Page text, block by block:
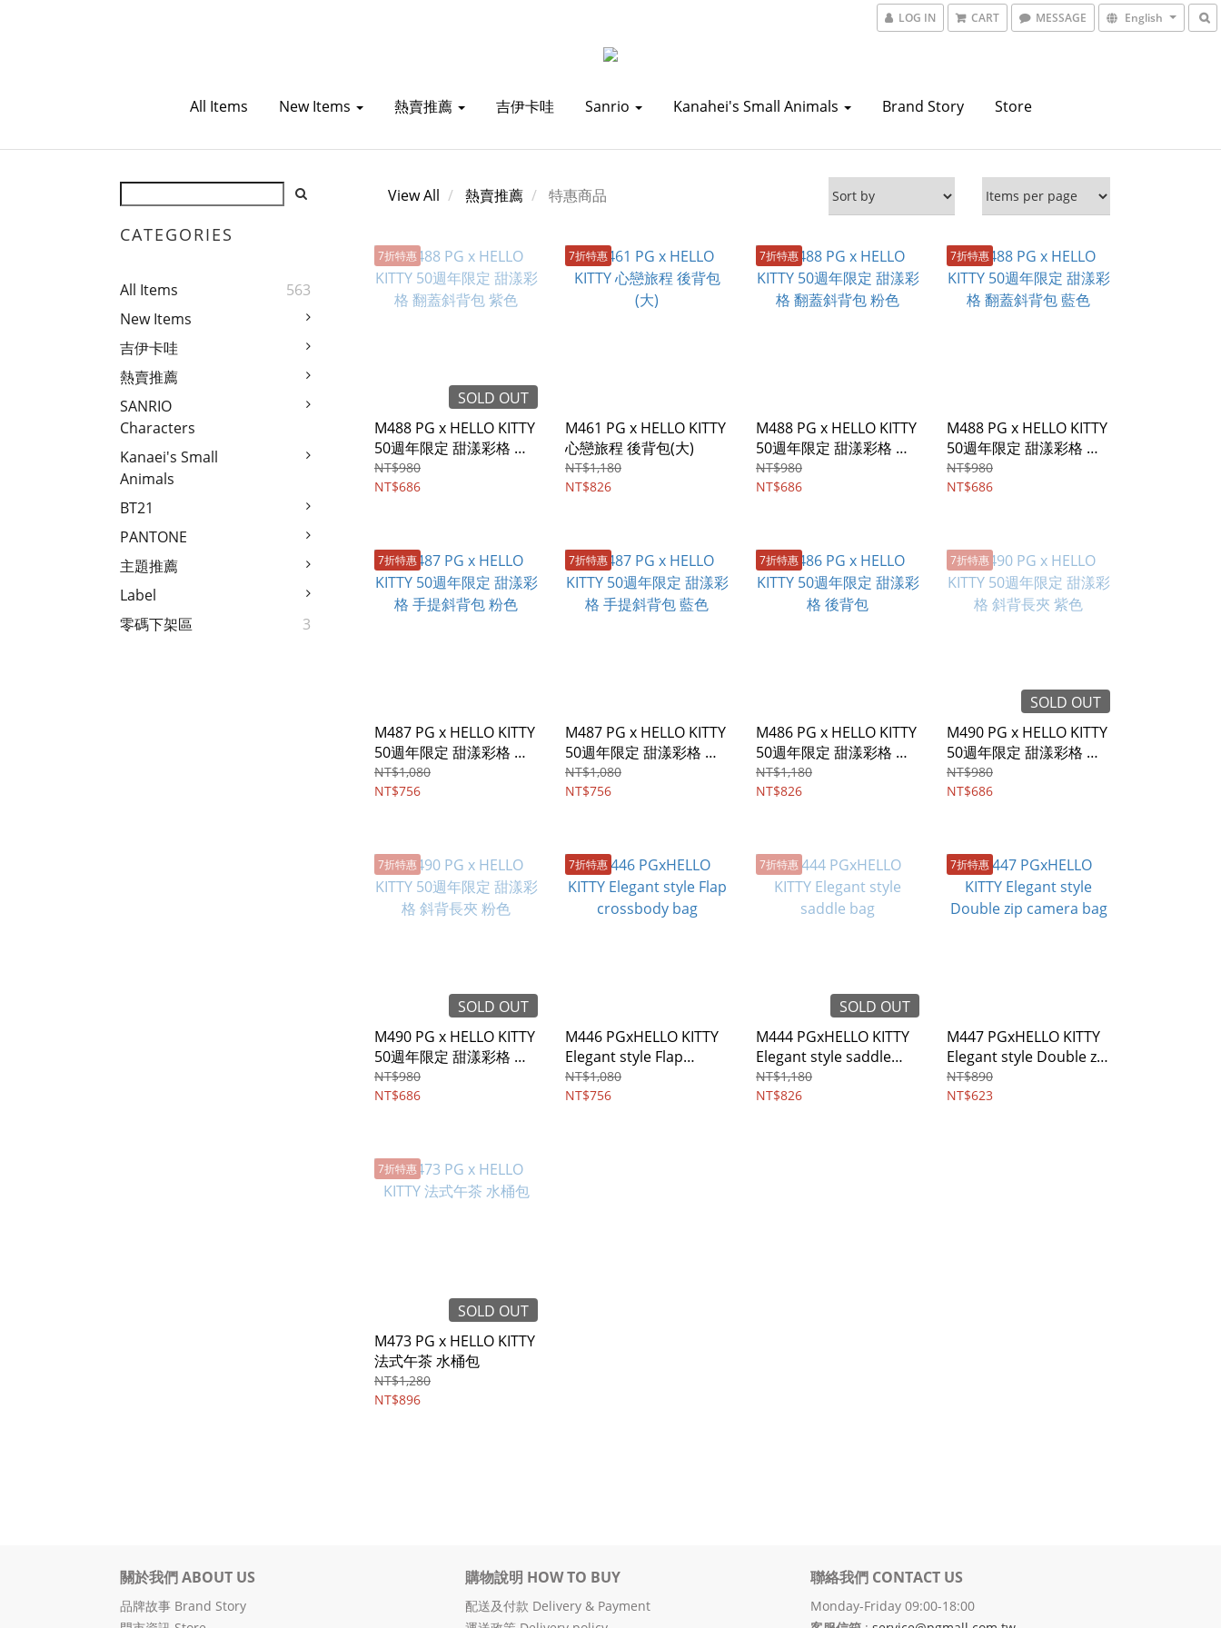
LOG IN CART MESSAGE English
All Items New Items 熱賣推薦 吉伊卡哇 Sanrio Kanahei's Small Animals Brand Story Store
CATEGORIES
All Items
563
New Items
吉伊卡哇
熱賣推薦
SANRIO
Characters
Kanaei's Small
Animals
BT21
PANTONE
主題推薦
Label
零碼下架區
3
View All 熱賣推薦 特惠商品
7折特惠
SOLD OUT
M488 PG x HELLO KITTY
50週年限定 甜漾彩格 翻
蓋斜背包 紫色
NT$980
NT$686
7折特惠
M461 PG x HELLO KITTY
心戀旅程 後背包(大)
NT$1,180
NT$826
7折特惠
M488 PG x HELLO KITTY
50週年限定 甜漾彩格 翻
蓋斜背包 粉色
NT$980
NT$686
7折特惠
M488 PG x HELLO KITTY
50週年限定 甜漾彩格 翻
蓋斜背包 藍色
NT$980
NT$686
7折特惠
M487 PG x HELLO KITTY
50週年限定 甜漾彩格 手
提斜背包 粉色
NT$1,080
NT$756
7折特惠
M487 PG x HELLO KITTY
50週年限定 甜漾彩格 手
提斜背包 藍色
NT$1,080
NT$756
7折特惠
M486 PG x HELLO KITTY
50週年限定 甜漾彩格 後
背包
NT$1,180
NT$826
7折特惠
SOLD OUT
M490 PG x HELLO KITTY
50週年限定 甜漾彩格 斜
背長夾 紫色
NT$980
NT$686
7折特惠
SOLD OUT
M490 PG x HELLO KITTY
50週年限定 甜漾彩格 斜
背長夾 粉色
NT$980
NT$686
7折特惠
M446 PGxHELLO KITTY
Elegant style Flap
crossbody bag
NT$1,080
NT$756
7折特惠
SOLD OUT
M444 PGxHELLO KITTY
Elegant style saddle
bag
NT$1,180
NT$826
7折特惠
M447 PGxHELLO KITTY
Elegant style Double zip
camera bag
NT$890
NT$623
7折特惠
SOLD OUT
M473 PG x HELLO KITTY
法式午茶 水桶包
NT$1,280
NT$896
關於我們 ABOUT US
品牌故事 Brand Story
購物說明 HOW TO BUY
配送及付款 Delivery & Payment
聯絡我們 CONTACT US
Monday-Friday 09:00-18:00